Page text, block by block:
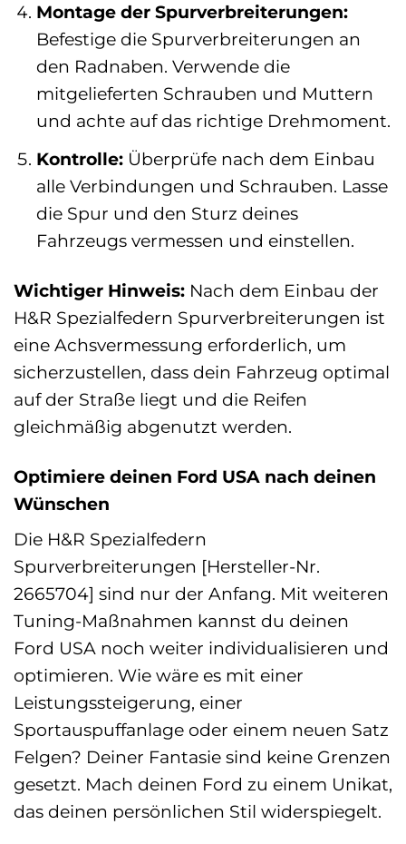
Montage der Spurverbreiterungen:
Befestige die Spurverbreiterungen an
den Radnaben. Verwende die
mitgelieferten Schrauben und Muttern
und achte auf das richtige Drehmoment.
Kontrolle:Überprüfe nach dem Einbau
alle Verbindungen und Schrauben. Lasse
die Spur und den Sturz deines
Fahrzeugs vermessen und einstellen.
Wichtiger Hinweis: Nach dem Einbau der
H&R Spezialfedern Spurverbreiterungen ist
eine Achsvermessung erforderlich, um
sicherzustellen, dass dein Fahrzeug optimal
auf der Straße liegt und die Reifen
gleichmäßig abgenutzt werden.
Optimiere deinen Ford USA nach deinen
Wünschen
Die H&R Spezialfedern
Spurverbreiterungen [Hersteller-Nr.
2665704] sind nur der Anfang. Mit weiteren
Tuning-Maßnahmen kannst du deinen
Ford USA noch weiter individualisieren und
optimieren. Wie wäre es mit einer
Leistungssteigerung, einer
Sportauspuffanlage oder einem neuen Satz
Felgen? Deiner Fantasie sind keine Grenzen
gesetzt. Mach deinen Ford zu einem Unikat,
das deinen persönlichen Stil widerspiegelt.